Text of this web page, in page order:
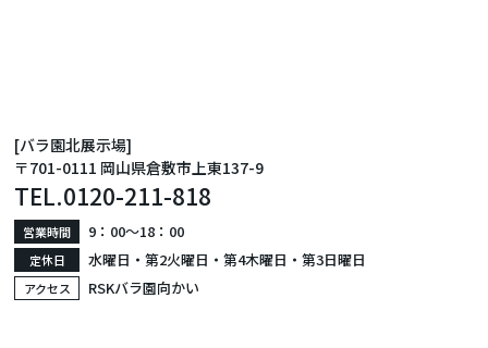
[バラ園北展示場]
〒701-0111 岡山県倉敷市上東137-9
TEL.0120-211-818
営業時間 9：00〜18：00
定休日 水曜日・第2火曜日・第4木曜日・第3日曜日
アクセス RSKバラ園向かい